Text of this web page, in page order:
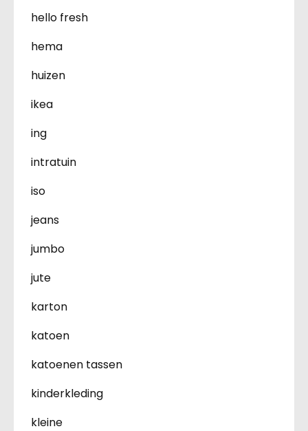
hello fresh
hema
huizen
ikea
ing
intratuin
iso
jeans
jumbo
jute
karton
katoen
katoenen tassen
kinderkleding
kleine